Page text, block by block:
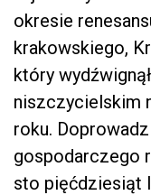
okresie
krakowskiego,
który
niszczycielskim
roku.
gospodarczego
sto pięćdziesiąt